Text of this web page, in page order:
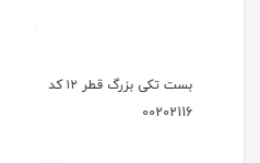
بست تکی بزرگ قطر ۱۲ کد
00202116